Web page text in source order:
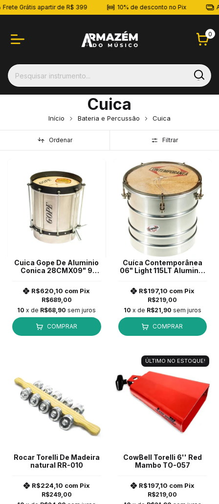
Grátis apartir de R$ 399 10% de desconto no Pix
0
Cuica
Início Bateria e Percussão Cuica
Ordenar Filtrar
Cuica Gope De Aluminio
Conica 28CMX09" 9
R$689,00
R$620,10 com Pix
10 x de R$68,90 sem juros
COMPRAR
Cuíca Contemporânea
06" Light 115LT Aluminio
R$219,00
R$197,10 com Pix
10 x de R$21,90 sem juros
COMPRAR
Rocar Torelli De Madeira
natural RR-010
R$249,00
R$224,10 com Pix
ÚLTIMO NO ESTOQUE!
CowBell Torelli 6'' Red
Mambo TO-057
R$219,00
R$197,10 com Pix